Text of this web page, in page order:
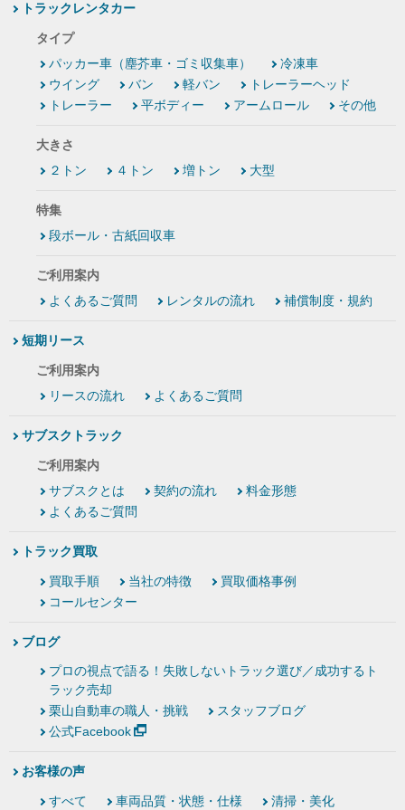
トラックレンタカー
タイプ
パッカー車（塵芥車・ゴミ収集車）
冷凍車
ウイング
バン 軽バン
トレーラーヘッド
トレーラー
平ボディー アームロール その他
大きさ
２トン
４トン 増トン 大型
特集
段ボール・古紙回収車
ご利用案内
よくあるご質問
レンタルの流れ 補償制度・規約
短期リース
ご利用案内
リースの流れ
よくあるご質問
サブスクトラック
ご利用案内
サブスクとは
契約の流れ
料金形態
よくあるご質問
トラック買取
買取手順 当社の特徴
買取価格事例
コールセンター
ブログ
プロの視点で語る！失敗しないトラック選び／成功するト
ラック売却
栗山自動車の職人・挑戦
スタッフブログ
公式Facebook
お客様の声
すべて 車両品質・状態・仕様
清掃・美化